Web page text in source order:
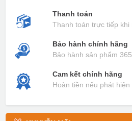
Thanh toán
Thanh toán trực tiếp khi
Bảo hành chính hãng
Bảo hành sản phẩm
Cam kết chính hãng
Hoàn tiền nếu phát hiện